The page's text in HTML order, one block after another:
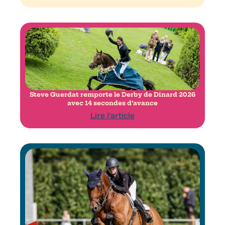
Steve Guerdat remporte le Derby de Dinard 2026
avec 14 secondes d’avance
Lire l'article